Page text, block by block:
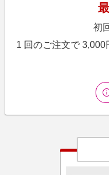
Apple公式サイト×楽天カ
Samsung ボーナスキャン
初
1 回のご注文で